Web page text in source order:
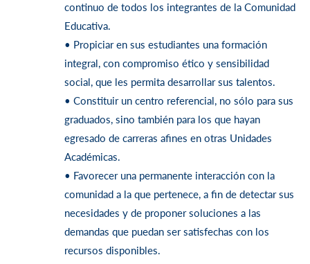
continuo de todos los integrantes de la Comunidad
Educativa.
• Propiciar en sus estudiantes una formación
integral, con compromiso ético y sensibilidad
social, que les permita desarrollar sus talentos.
• Constituir un centro referencial, no sólo para sus
graduados, sino también para los que hayan
egresado de carreras afines en otras Unidades
Académicas.
• Favorecer una permanente interacción con la
comunidad a la que pertenece, a fin de detectar sus
necesidades y de proponer soluciones a las
demandas que puedan ser satisfechas con los
recursos disponibles.